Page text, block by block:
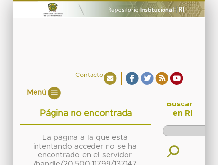
Contacto
Menú
Página no encontrada
La página a la que está
intentando acceder no se ha
encontrado en el servidor
Buscar
en RI